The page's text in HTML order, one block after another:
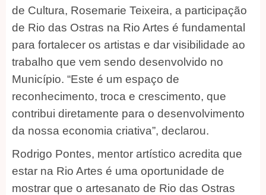
de Cultura, Rosemarie Teixeira, a participação
de Rio das Ostras na Rio Artes é fundamental
para fortalecer os artistas e dar visibilidade ao
trabalho que vem sendo desenvolvido no
Município. “Este é um espaço de
reconhecimento, troca e crescimento, que
contribui diretamente para o desenvolvimento
da nossa economia criativa”, declarou.
Rodrigo Pontes, mentor artístico acredita que
estar na Rio Artes é uma oportunidade de
mostrar que o artesanato de Rio das Ostras